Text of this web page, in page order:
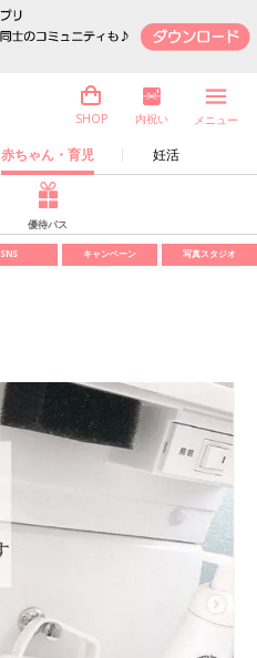
赤ちゃん・育児 妊活
SHOP 内祝い メニュー
優待パス
SNS キャンペーン 写真スタジオ